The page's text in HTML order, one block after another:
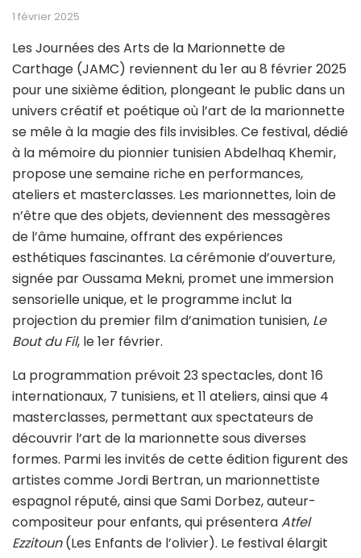
1 février 2025
Les Journées des Arts de la Marionnette de
Carthage (JAMC) reviennent du 1er au 8 février 2025
pour une sixième édition, plongeant le public dans un
univers créatif et poétique où l’art de la marionnette
se mêle à la magie des fils invisibles. Ce festival, dédié
à la mémoire du pionnier tunisien Abdelhaq Khemir,
propose une semaine riche en performances,
ateliers et masterclasses. Les marionnettes, loin de
n’être que des objets, deviennent des messagères
de l’âme humaine, offrant des expériences
esthétiques fascinantes. La cérémonie d’ouverture,
signée par Oussama Mekni, promet une immersion
sensorielle unique, et le programme inclut la
projection du premier film d’animation tunisien, Le
Bout du Fil, le 1er février.
La programmation prévoit 23 spectacles, dont 16
internationaux, 7 tunisiens, et 11 ateliers, ainsi que 4
masterclasses, permettant aux spectateurs de
découvrir l’art de la marionnette sous diverses
formes. Parmi les invités de cette édition figurent des
artistes comme Jordi Bertran, un marionnettiste
espagnol réputé, ainsi que Sami Dorbez, auteur-
compositeur pour enfants, qui présenteraAtfel
Ezzitoun(Les Enfants de l’olivier). Le festival élargit